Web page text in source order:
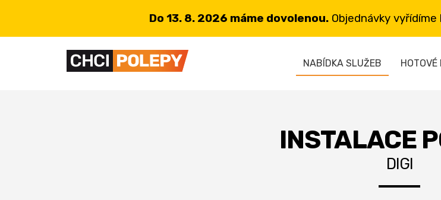
Do 13. 8. 2026 máme dovolenou. Objednávky
NABÍDKA SLUŽEB HOTOVÉ
INSTALACE
DIGI